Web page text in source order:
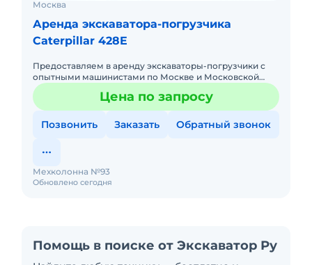
Москва
Аренда экскаватора-погрузчика
Caterpillar 428E
Предоставляем в аренду экскаваторы-погрузчики с
опытными машинистами по Москве и Московской
области. Любой вид аренды. Долгосрочный,
краткосрочный (почасовой, п
Цена по запросу
Позвонить Заказать Обратный звонок
Обновлено сегодня
Мехколонна №93
Помощь в поиске от Экскаватор Ру